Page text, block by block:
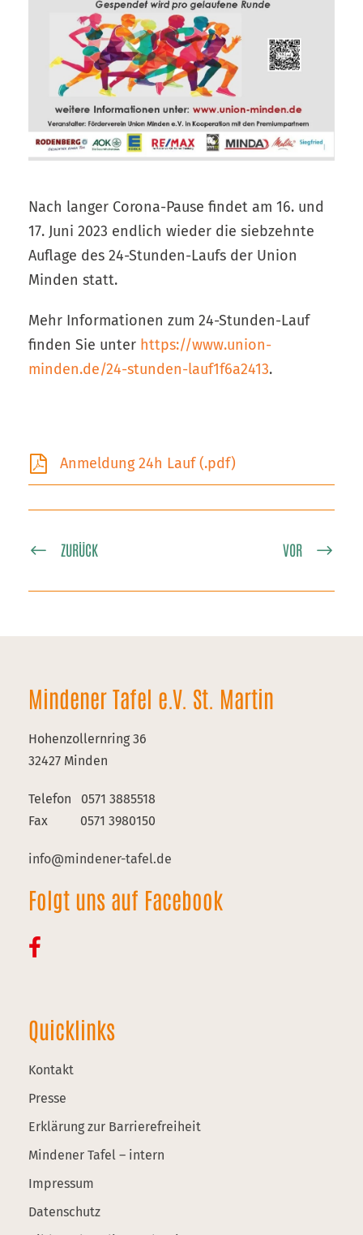
Nach langer Corona-Pause findet am 16. und
17. Juni 2023 endlich wieder die siebzehnte
Auflage des 24-Stunden-Laufs der Union
Minden statt.
Mehr Informationen zum 24-Stunden-Lauf
finden Sie unter https://www.union-
minden.de/24-stunden-lauf1f6a2413.
Anmeldung 24h Lauf (.pdf)
ZURÜCK VOR
Mindener Tafel e.V. St. Martin
Hohenzollernring 36
32427 Minden
Telefon 0571 3885518
Fax 0571 3980150
info@mindener-tafel.de
Folgt uns auf Facebook
Quicklinks
Kontakt
Presse
Erklärung zur Barrierefreiheit
Mindener Tafel – intern
Impressum
Datenschutz